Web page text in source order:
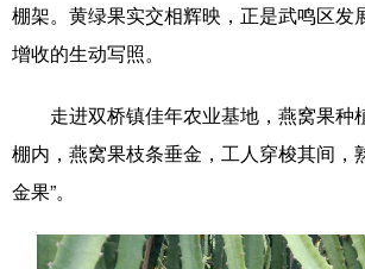
新华网导航
国际 财经 网评
科技 科普 体育
棚架。黄绿果实交相辉映，正是武鸣区发
增收的生动写照。
走进双桥镇佳年农业基地，燕窝果种植
棚内，燕窝果枝条垂金，工人穿梭其间，
金果”。